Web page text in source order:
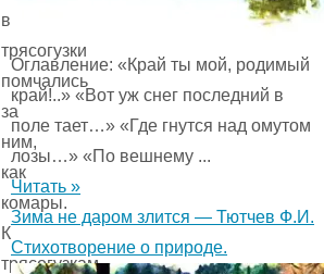
все
трясогузки
помчались
за
ним,
как
комары.
К
трясогузкам
Оглавление: «Край ты мой, родимый
край!..» «Вот уж снег последний в
поле тает…» «Где гнутся над омутом
лозы…» «По вешнему ...
Читать »
Зима не даром злится — Тютчев Ф.И.
Стихотворение о природе.